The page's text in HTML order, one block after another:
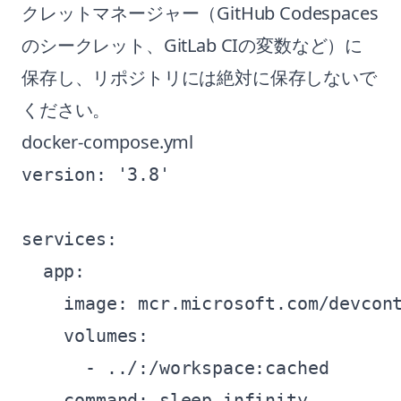
クレットマネージャー（GitHub Codespaces
のシークレット、GitLab CIの変数など）に
保存し、リポジトリには絶対に保存しないで
ください。
docker-compose.yml
version: '3.8'
services:
  app:
image: mcr.microsoft.com/
    volumes:
      - ../:/workspace:cached